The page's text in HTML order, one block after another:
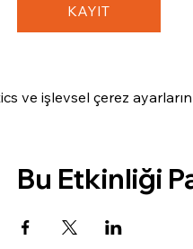
KAYIT
ve işlevsel çerez
Bu Etkinliği